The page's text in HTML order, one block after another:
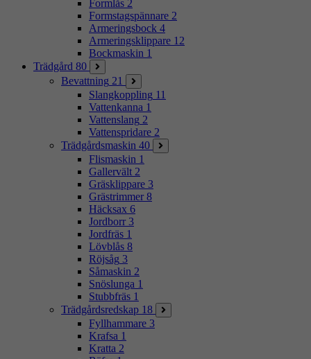
Formlås 2
Formstagspännare 2
Armeringsbock 4
Armeringsklippare 12
Bockmaskin 1
Trädgård 80
Bevattning 21
Slangkoppling 11
Vattenkanna 1
Vattenslang 2
Vattenspridare 2
Trädgårdsmaskin 40
Flismaskin 1
Gallervält 2
Gräsklippare 3
Grästrimmer 8
Häcksax 6
Jordborr 3
Jordfräs 1
Lövblås 8
Röjsåg 3
Såmaskin 2
Snöslunga 1
Stubbfräs 1
Trädgårdsredskap 18
Fyllhammare 3
Krafsa 1
Kratta 2